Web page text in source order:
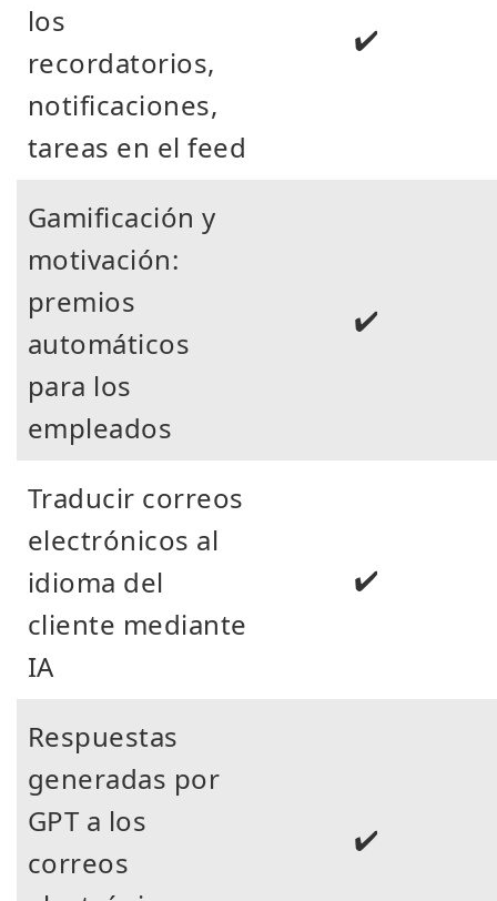
los
recordatorios,
notificaciones,
tareas en el feed
✔️
Gamificación y
motivación:
premios
automáticos
para los
empleados
✔️
Traducir correos
electrónicos al
idioma del
cliente mediante
IA
✔️
Respuestas
generadas por
GPT a los
correos
✔️